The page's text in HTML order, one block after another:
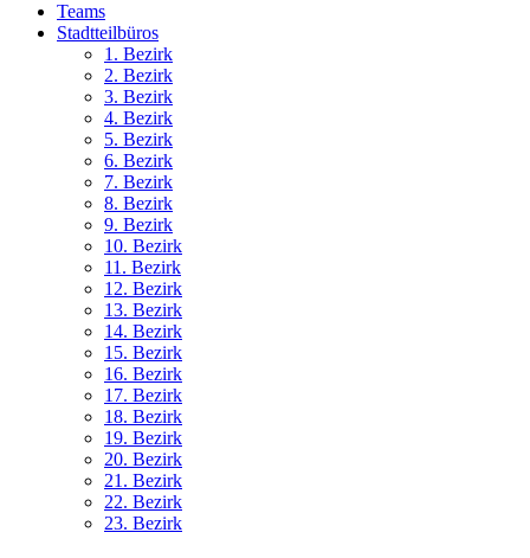
Teams
Stadtteilbüros
1. Bezirk
2. Bezirk
3. Bezirk
4. Bezirk
5. Bezirk
6. Bezirk
7. Bezirk
8. Bezirk
9. Bezirk
10. Bezirk
11. Bezirk
12. Bezirk
13. Bezirk
14. Bezirk
15. Bezirk
16. Bezirk
17. Bezirk
18. Bezirk
19. Bezirk
20. Bezirk
21. Bezirk
22. Bezirk
23. Bezirk